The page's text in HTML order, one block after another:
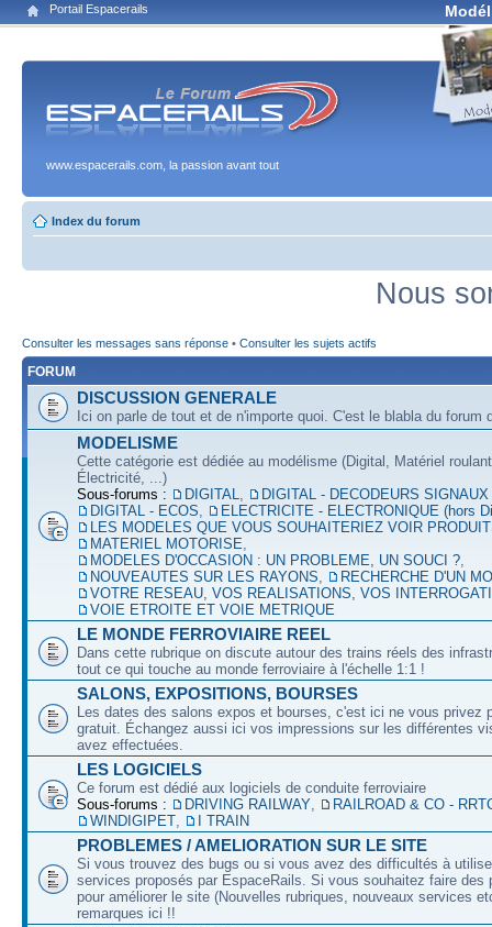
Portail Espacerails
www.espacerails.com, la passion avant tout
Index du forum
Nous
Consulter les messages sans réponse • Consulter les sujets actifs
FORUM
DISCUSSION GENERALE
Ici on parle de tout et de n'importe quoi. C'est le blabla du forum
MODELISME
Cette catégorie est dédiée au modélisme (Digital, Matériel
Électricité, ...)
Sous-forums :
DIGITAL,
DIGITAL - DECODEURS
DIGITAL - ECOS,
ELECTRICITE - ELECTRONIQUE (hors
LES MODELES QUE VOUS SOUHAITERIEZ VOIR
MATERIEL MOTORISE,
MODELES D'OCCASION : UN PROBLEME, UN SOUCI ?,
NOUVEAUTES SUR LES RAYONS,
RECHERCHE D'UN
VOTRE RESEAU, VOS REALISATIONS, VOS
VOIE ETROITE ET VOIE METRIQUE
LE MONDE FERROVIAIRE REEL
Dans cette rubrique on discute autour des trains réels des
tout ce qui touche au monde ferroviaire à l'échelle 1:1 !
SALONS, EXPOSITIONS, BOURSES
Les dates des salons expos et bourses, c'est ici ne vous privez
gratuit. Échangez aussi ici vos impressions sur les différentes
avez effectuées.
LES LOGICIELS
Ce forum est dédié aux logiciels de conduite ferroviaire
Sous-forums :
DRIVING RAILWAY,
RAILROAD & CO -
WINDIGIPET, I TRAIN
PROBLEMES / AMELIORATION SUR LE SITE
Si vous trouvez des bugs ou si vous avez des difficultés à
services proposés par EspaceRails. Si vous souhaitez faire des
pour améliorer le site (Nouvelles rubriques, nouveaux services
remarques ici !!